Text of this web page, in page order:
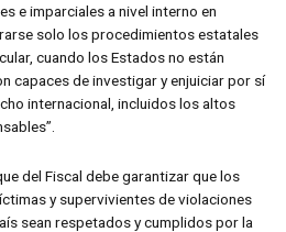
e imparciales a nivel interno en
solo los procedimientos estatales
cuando los Estados no están
capaces de investigar y enjuiciar por sí
internacional, incluidos los altos
del Fiscal debe garantizar que los
y supervivientes de violaciones
sean respetados y cumplidos por la